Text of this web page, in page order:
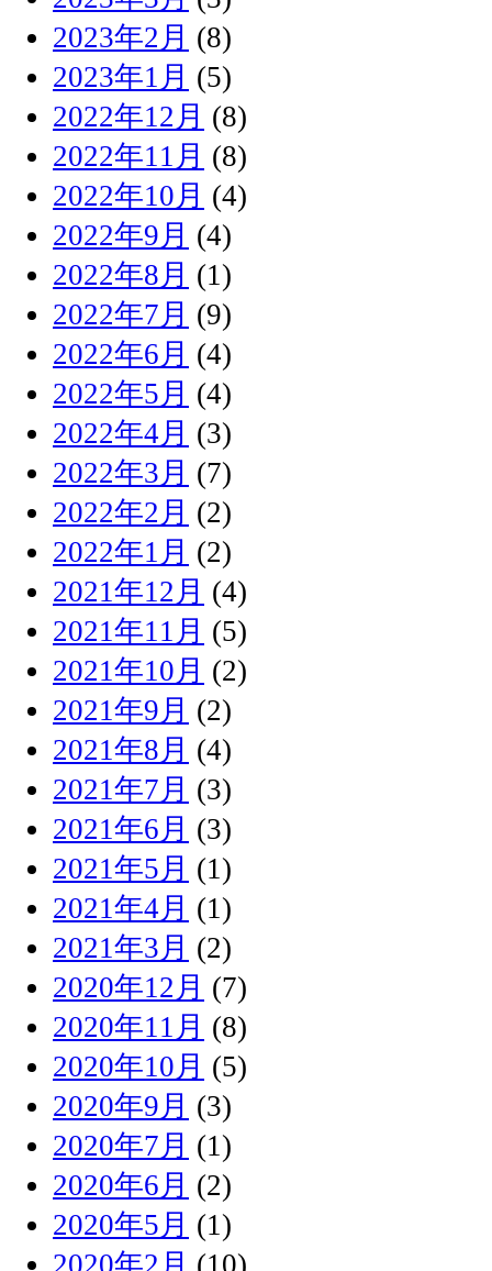
2023年2月 (8)
2023年1月 (5)
2022年12月 (8)
2022年11月 (8)
2022年10月 (4)
2022年9月 (4)
2022年8月 (1)
2022年7月 (9)
2022年6月 (4)
2022年5月 (4)
2022年4月 (3)
2022年3月 (7)
2022年2月 (2)
2022年1月 (2)
2021年12月 (4)
2021年11月 (5)
2021年10月 (2)
2021年9月 (2)
2021年8月 (4)
2021年7月 (3)
2021年6月 (3)
2021年5月 (1)
2021年4月 (1)
2021年3月 (2)
2020年12月 (7)
2020年11月 (8)
2020年10月 (5)
2020年9月 (3)
2020年7月 (1)
2020年6月 (2)
2020年5月 (1)
2020年2月 (10)